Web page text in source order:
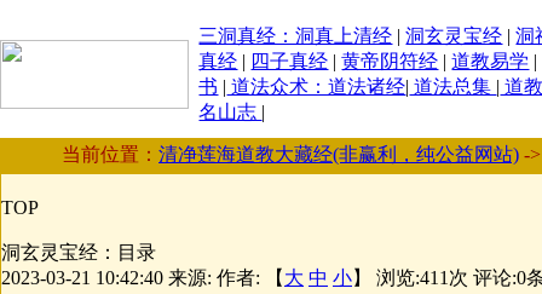
三洞真经：洞真上清经 |洞玄灵宝经 |洞
真经 | 四子真经 |黄帝阴符经 |道教易学 |
书 | 道法众术：道法诸经| 道法总集 | 道
名山志 |
当前位置： 清净莲海道教大藏经(非赢利，纯公益网站) -
TOP
洞玄灵宝经：目录
2023-03-21 10:42:40 来源: 作者: 【 大 中 小】 浏览:411 次 评论:0